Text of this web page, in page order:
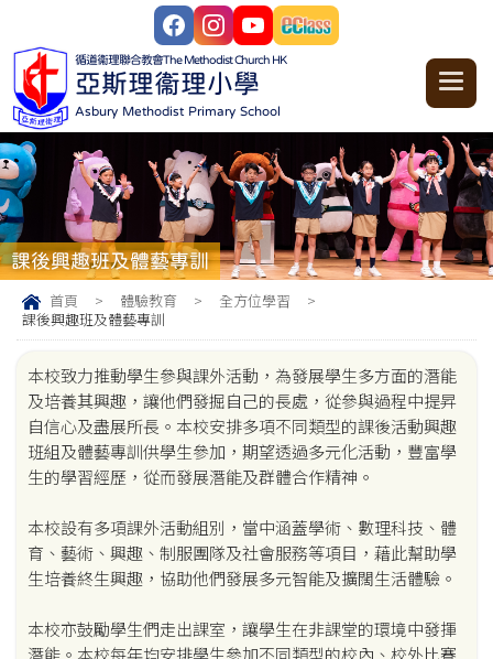
循道衞理聯合教會The Methodist Church HK
亞斯理衞理小學
Asbury Methodist Primary School
課後興趣班及體藝專訓
首頁 > 體驗教育 > 全方位學習
>
課後興趣班及體藝專訓
本校致力推動學生參與課外活動，為發展學生多方面的潛能
及培養其興趣，讓他們發掘自己的長處，從參與過程中提昇
自信心及盡展所長。本校安排多項不同類型的課後活動興趣
班組及體藝專訓供學生參加，期望透過多元化活動，豐富學
生的學習經歷，從而發展潛能及群體合作精神。
本校設有多項課外活動組別，當中涵蓋學術、數理科技、體
育、藝術、興趣、制服團隊及社會服務等項目，藉此幫助學
生培養終生興趣，協助他們發展多元智能及擴闊生活體驗。
本校亦鼓勵學生們走出課室，讓學生在非課堂的環境中發揮
潛能。本校每年均安排學生參加不同類型的校內、校外比賽